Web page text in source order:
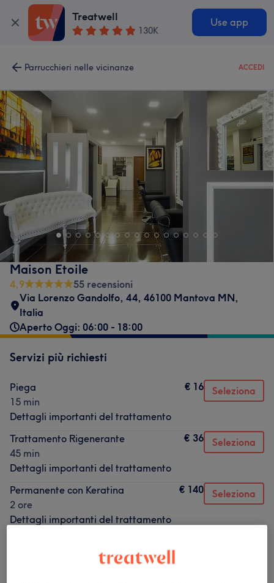
Treatwell
130K
Use app
Parrucchieri nelle vicinanze ACCEDI
Maison Etoile
4,9
55 recensioni
Via Lorenzo Gandolfo, 44, 46100 Mantova MN,
Italia
Aperto Oggi: 06:00 - 18:00
Servizi più richiesti
Piega
15 min
Dettagli importanti del trattamento
€ 16 Seleziona
Trattamento Rigenerante
45 min
Dettagli importanti del trattamento
€ 36 Seleziona
Permanente con Keratina
2 ore
Dettagli importanti del trattamento
€ 140 Seleziona